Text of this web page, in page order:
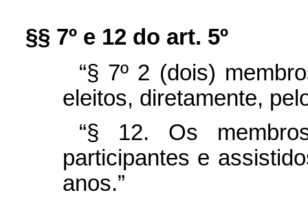
§§ 7º e 12 do art. 5º
“§ 7º 2 (dois)
eleitos, diretamente,
“§ 12. Os
participantes e
anos.”